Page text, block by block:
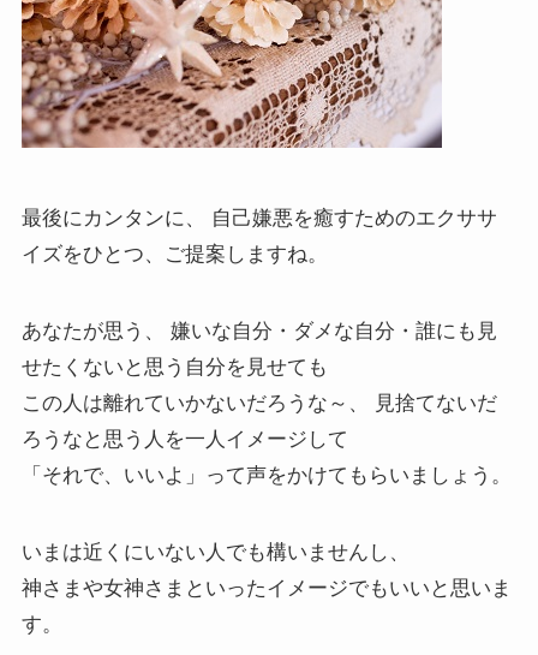
最後にカンタンに、 自己嫌悪を癒すためのエクササ
イズをひとつ、ご提案しますね。
あなたが思う、 嫌いな自分・ダメな自分・誰にも見
せたくないと思う自分を見せても
この人は離れていかないだろうな～、 見捨てないだ
ろうなと思う人を一人イメージして
「それで、いいよ」って声をかけてもらいましょう。
いまは近くにいない人でも構いませんし、
神さまや女神さまといったイメージでもいいと思いま
す。